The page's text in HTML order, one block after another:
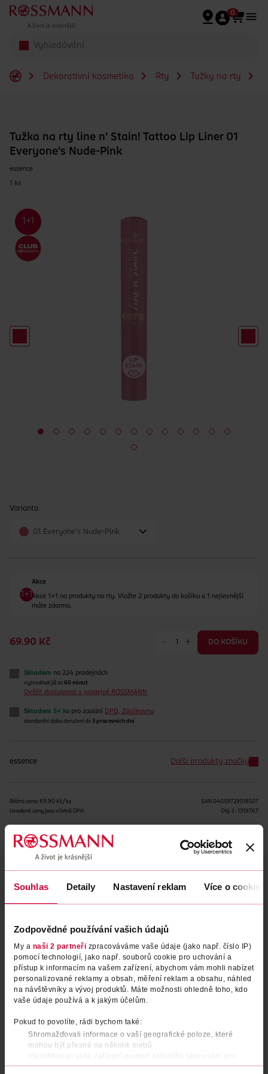
Souhlas Detaily Nastavení reklam Více o cookies
Zodpovědné používání vašich údajů
My a naši 2 partneři zpracováváme vaše údaje (jako např. číslo IP)
pomocí technologií, jako např. souborů cookie pro uchování a
přístup k informacím na vašem zařízení, abychom vám mohli nabízet
personalizované reklamy a obsah, měření reklam a obsahu, náhled
na návštěvníky a vývoj produktů. Máte možnosti ohledně toho, kdo
vaše údaje používá a k jakým účelům.
Pokud to povolíte, rádi bychom také:
Shromažďovali informace o vaší geografické poloze, které
mohou být přesné na několik metrů
Identifikovali vaše zařízení pomocí aktivního skenování pro
konkrétní charakteristiky (otisk prstu)
Přeskočit na hlavmní obsah
0
Dekorativní kosmetika Rty Tužky na rty
Tužka na rty line n' Stain! Tattoo Lip Liner 01
Everyone's Nude-Pink
essence
1 ks
Varianta
01 Everyone's Nude-Pink
Akce
Akce 1+1 na produkty na rty. Vložte 2 produkty do košíku a 1 nejlevnější
máte zdarma.
69.90 Kč - + DO KOŠÍKU
Skladem na 224 prodejnách
vyzvednutí již za 60 minut
Ověřit dostupnost v prodejně ROSSMANN
Skladem 5+ ks pro zaslání DPD, Zásilkovna
standardní doba doručení do 3 pracovních dní
essence Další produkty značky
Běžná cena: 69.90 Kč/ks
Uvedené ceny jsou včetně DPH
EAN 04059729518507
Obj. č.: 1319767
Podobné produkty
Tužka na rty line n' Stain!
essence 1 ks
69.90 Kč
DO KOŠÍKU
Tužka na rty Line n' stain! 03
essence
DO KOŠÍKU